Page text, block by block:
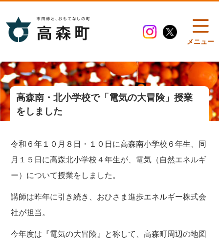
メニュー
高森南・北小学校で「電気の大冒険」授業
をしました
令和６年１０月８日・１０日に高森南小学校６年生、同
月１５日に高森北小学校４年生が、電気（自然エネルギ
ー）について授業をしました。
講師は昨年に引き続き、おひさま進歩エネルギー株式会
社が担当。
今年度は『電気の大冒険』と称して、高森町周辺の地図